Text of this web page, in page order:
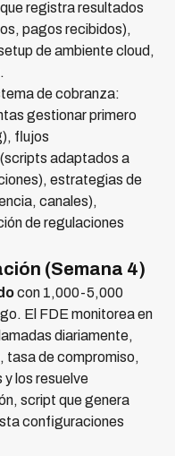
registra resultados
pagos recibidos),
de ambiente cloud,
de cobranza:
gestionar primero
flujos
adaptados a
estrategias de
canales),
de regulaciones
(Semana 4)
con 1,000-5,000
El FDE monitorea en
diariamente,
tasa de compromiso,
los resuelve
script que genera
configuraciones